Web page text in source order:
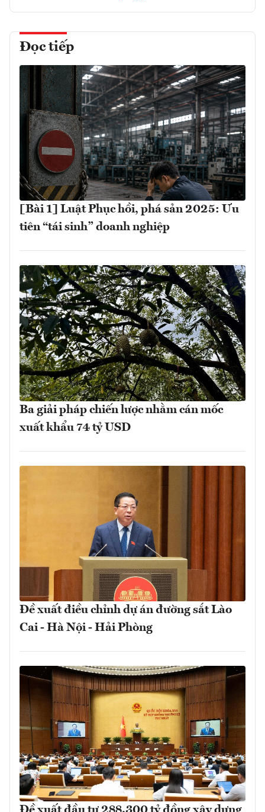
Đọc tiếp
[Bài 1] Luật Phục hồi, phá sản 2025: Ưu
tiên “tái sinh” doanh nghiệp
Ba giải pháp chiến lược nhằm cán mốc
xuất khẩu 74 tỷ USD
Đề xuất điều chỉnh dự án đường sắt Lào
Cai - Hà Nội - Hải Phòng